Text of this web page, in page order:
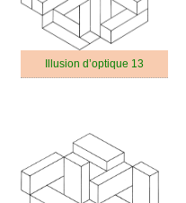
Illusion d’optique 13